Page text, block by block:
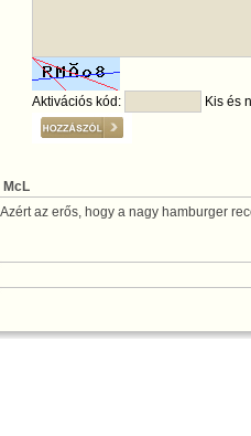
Aktivációs kód: Kis és
McL
Azért az erős, hogy a nagy hamburger